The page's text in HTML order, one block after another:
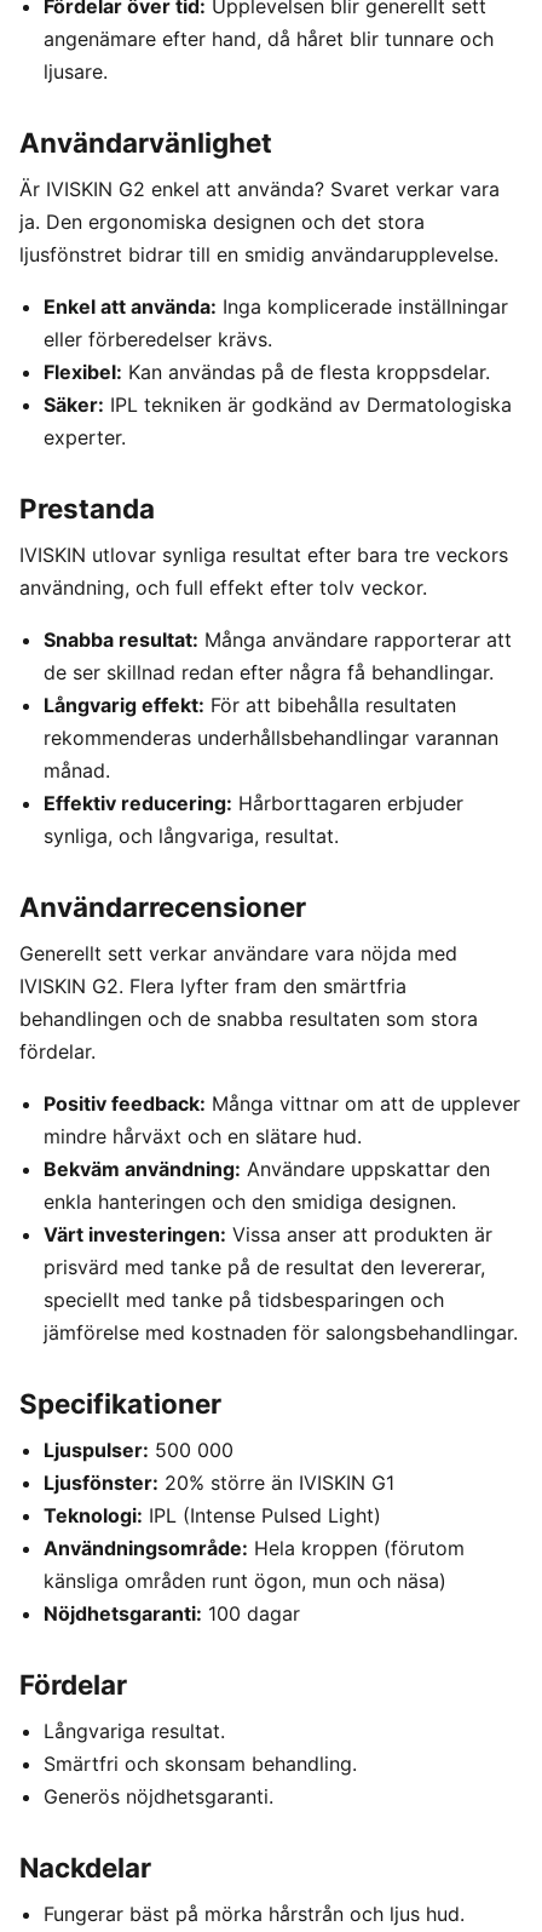
Fördelar över tid: Upplevelsen blir generellt sett
angenämare efter hand, då håret blir tunnare och
ljusare.
Användarvänlighet
Är IVISKIN G2 enkel att använda? Svaret verkar vara
ja. Den ergonomiska designen och det stora
ljusfönstret bidrar till en smidig användarupplevelse.
Enkel att använda: Inga komplicerade inställningar
eller förberedelser krävs.
Flexibel: Kan användas på de flesta kroppsdelar.
Säker: IPL tekniken är godkänd av Dermatologiska
experter.
Prestanda
IVISKIN utlovar synliga resultat efter bara tre veckors
användning, och full effekt efter tolv veckor.
Snabba resultat: Många användare rapporterar att
de ser skillnad redan efter några få behandlingar.
Långvarig effekt: För att bibehålla resultaten
rekommenderas underhållsbehandlingar varannan
månad.
Effektiv reducering: Hårborttagaren erbjuder
synliga, och långvariga, resultat.
Användarrecensioner
Generellt sett verkar användare vara nöjda med
IVISKIN G2. Flera lyfter fram den smärtfria
behandlingen och de snabba resultaten som stora
fördelar.
Positiv feedback: Många vittnar om att de upplever
mindre hårväxt och en slätare hud.
Bekväm användning: Användare uppskattar den
enkla hanteringen och den smidiga designen.
Värt investeringen: Vissa anser att produkten är
prisvärd med tanke på de resultat den levererar,
speciellt med tanke på tidsbesparingen och
jämförelse med kostnaden för salongsbehandlingar.
Specifikationer
Ljuspulser: 500 000
Ljusfönster: 20% större än IVISKIN G1
Teknologi: IPL (Intense Pulsed Light)
Användningsområde: Hela kroppen (förutom
känsliga områden runt ögon, mun och näsa)
Nöjdhetsgaranti: 100 dagar
Fördelar
Långvariga resultat.
Smärtfri och skonsam behandling.
Generös nöjdhetsgaranti.
Nackdelar
Fungerar bäst på mörka hårstrån och ljus hud.